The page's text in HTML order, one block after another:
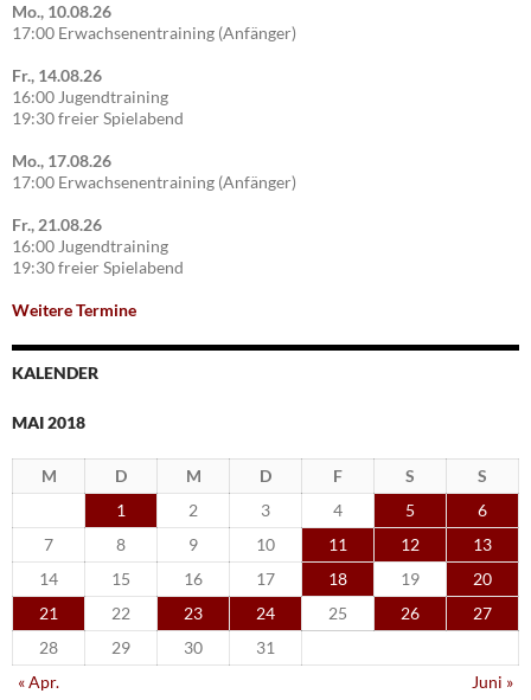
Mo., 10.08.26
17:00 Erwachsenentraining (Anfänger)
Fr., 14.08.26
16:00 Jugendtraining
19:30 freier Spielabend
Mo., 17.08.26
17:00 Erwachsenentraining (Anfänger)
Fr., 21.08.26
16:00 Jugendtraining
19:30 freier Spielabend
Weitere Termine
KALENDER
MAI 2018
M D M D F S
S
1
2 3 4 5
6
7
8 9 10 11 12
13
14
15 16 17 18 19
20
21
22 23 24 25 26
27
28
29 30
31
« Apr.
Juni »